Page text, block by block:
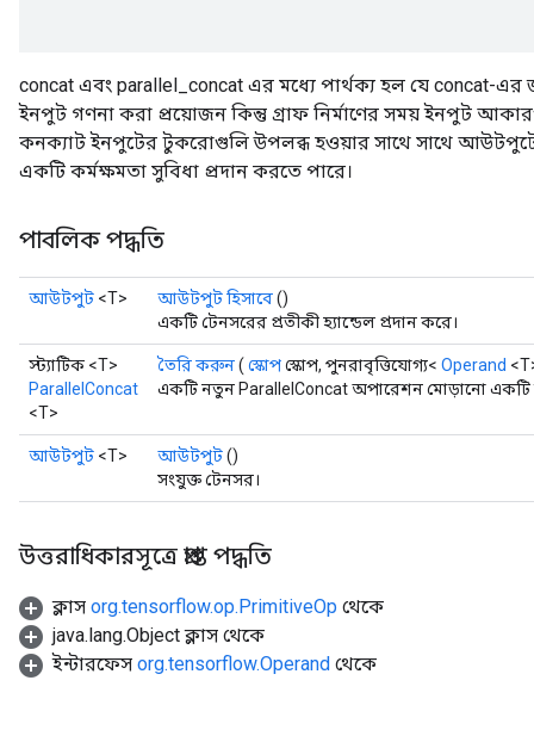
concat এবং parallel_concat এর মধ্যে পার্থক্য হল যে concat-
ইনপুট গণনা করা প্রয়োজন কিন্তু গ্রাফ নির্মাণের সময় ইনপুট
কনক্যাট ইনপুটের টুকরোগুলি উপলব্ধ হওয়ার সাথে সাথে
একটি কর্মক্ষমতা সুবিধা প্রদান করতে পারে।
পাবলিক পদ্ধতি
আউটপুট <T> আউটপুট হিসাবে()
একটি টেনসরের প্রতীকী হ্যান্ডেল প্রদান করে।
স্ট্যাটিক <T>
ParallelConcat
<T>
তৈরি করুন( স্কোপস্কোপ, পুনরাবৃত্তিযোগ্য< Operand
একটি নতুন ParallelConcat অপারেশন মোড়ানো একটি
আউটপুট <T> আউটপুট()
সংযুক্ত টেনসর।
উত্তরাধিকারসূত্রে প্রাপ্ত পদ্ধতি
ক্লাস org.tensorflow.op.PrimitiveOp থেকে
java.lang.Object ক্লাস থেকে
ইন্টারফেস org.tensorflow.Operand থেকে